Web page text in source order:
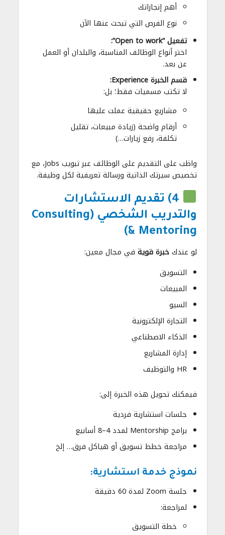
أهم إنجازاتك
نوع الفرص التي تبحث عنها الآن
تفعيل “Open to work”:
اختر أنواع الوظائف المناسبة، والبلدان أو العمل
عن بعد.
قسم الخبرة Experience:
لا تكتب مسميات فقط؛ بل:
مشاريع حقيقية عملت عليها
أرقام واضحة (زيادة مبيعات، تقليل
تكلفة، رفع زيارات…)
واظب على التقديم على الوظائف عبر تبويب Jobs، مع
تخصيص سيرتك الذاتية ورسالة تعريفية لكل وظيفة.
4) تقديم الاستشارات
والتدريب الشخصي (Consulting
& Mentoring)
لو عندكخبرة قوية في مجال معين:
التسويق
المبيعات
السيو
التجارة الإلكترونية
الذكاء الاصطناعي
إدارة المشاريع
HR والتوظيف
فيمكنك تحويل هذه الخبرة إلى:
جلسات استشارية فردية
برامج Mentorship لمدد 4–8 أسابيع
مراجعة خطط تسويق أو هياكل فرق… إلخ
نموذج خدمة استشارية:
جلسة Zoom لمدة 60 دقيقة
لمراجعة:
خطة التسويق